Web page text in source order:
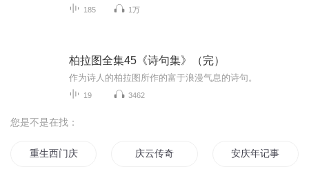
185 1万
柏拉图全集45《诗句集》（完）
作为诗人的柏拉图所作的富于浪漫气息的诗句。
19 3462
您是不是在找：
重生西门庆 庆云传奇 安庆年记事